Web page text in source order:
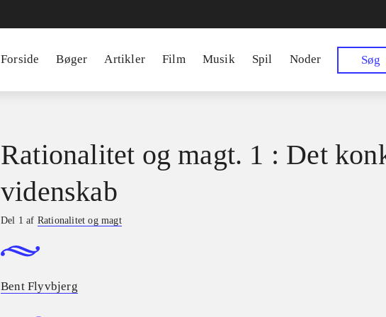
Forside Bøger Artikler Film Musik Spil Noder Søg
Rationalitet og magt. 1 : Det
videnskab
Del 1 af Rationalitet og magt
Bent Flyvbjerg